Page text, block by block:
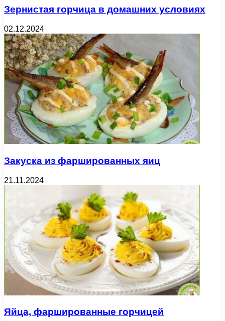
Зернистая горчица в домашних условиях
02.12.2024
Закуска из фаршированных яиц
21.11.2024
Яйца, фаршированные горчицей